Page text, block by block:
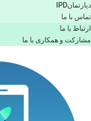
دپارتمانIPD
تماس با ما
ارتباط با ما
مشاركت و همكاری با ما